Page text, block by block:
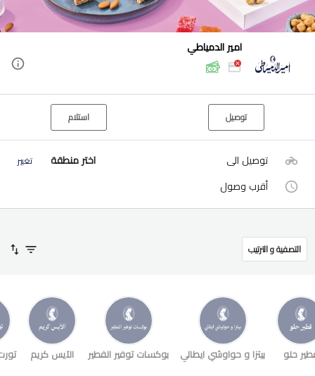
امير الدمياطي
توصيل استلام
توصيل الى اختر منطقة تغيير
أقرب وصول
التصفية و الترتيب
حلو بيتزا و حواوشي ايطالي بوكسات توفير الفطير الآيس كريم